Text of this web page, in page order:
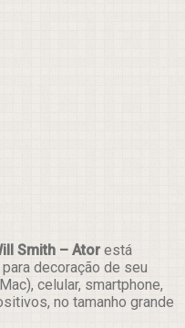
Smith – Ator está
decoração de seu
celular, smartphone,
no tamanho grande